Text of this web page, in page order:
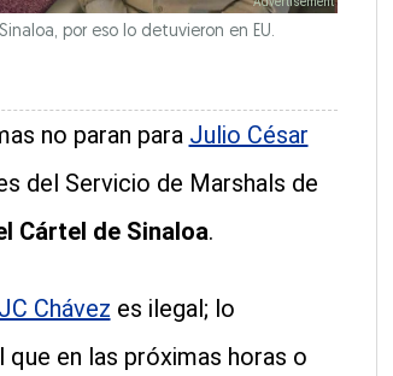
por eso lo detuvieron en EU.
no paran para Julio César
del Servicio de Marshals de
Cártel de Sinaloa.
Chávez es ilegal; lo
que en las próximas horas o